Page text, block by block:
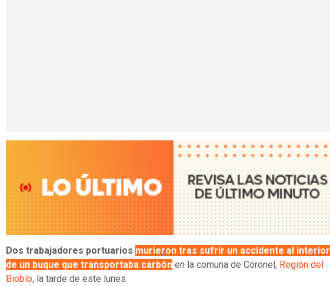
Dos trabajadores portuarios murieron tras sufrir un accidente al interior
de un buque que transportaba carbón en la comuna de Coronel, Región del
Biobío, la tarde de este lunes.